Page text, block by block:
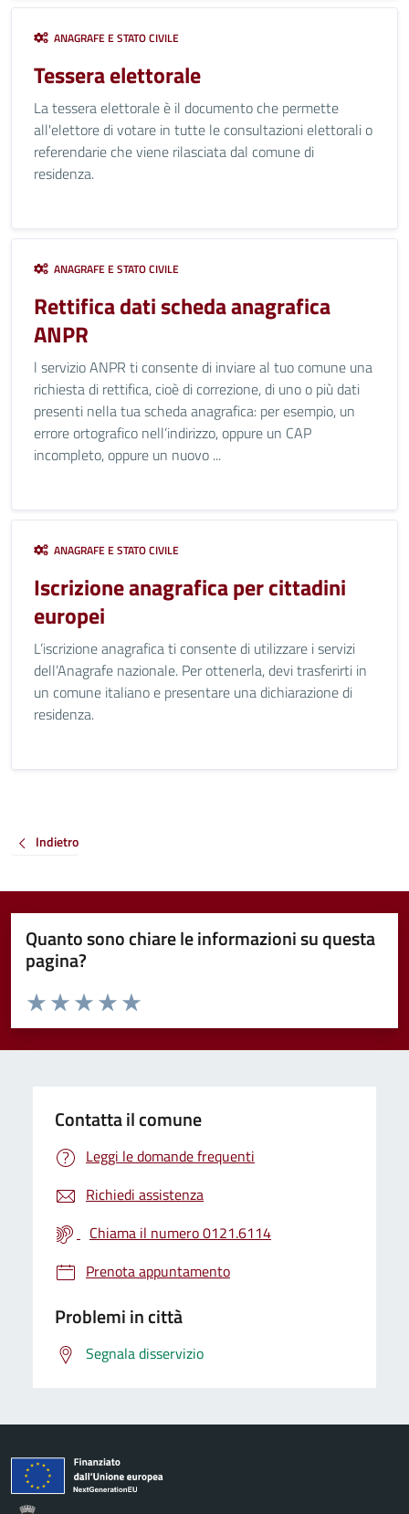
ANAGRAFE E STATO CIVILE
Tessera elettorale
La tessera elettorale è il documento che permette
all'elettore di votare in tutte le consultazioni elettorali o
referendarie che viene rilasciata dal comune di
residenza.
ANAGRAFE E STATO CIVILE
Rettifica dati scheda anagrafica
ANPR
l servizio ANPR ti consente di inviare al tuo comune una
richiesta di rettifica, cioè di correzione, di uno o più dati
presenti nella tua scheda anagrafica: per esempio, un
errore ortografico nell’indirizzo, oppure un CAP
incompleto, oppure un nuovo ...
ANAGRAFE E STATO CIVILE
Iscrizione anagrafica per cittadini
europei
L’iscrizione anagrafica ti consente di utilizzare i servizi
dell’Anagrafe nazionale. Per ottenerla, devi trasferirti in
un comune italiano e presentare una dichiarazione di
residenza.
Indietro
Quanto sono chiare le informazioni su questa
pagina?
Valuta da 1 a 5 stelle la pagina
Valuta 5 stelle su 5
Valuta 4 stelle su 5
Valuta 3 stelle su 5
Valuta 2 stelle su 5
Valuta 1 stelle su 5
Contatta il comune
Leggi le domande frequenti
Richiedi assistenza
Chiama il numero 0121.6114
Prenota appuntamento
Problemi in città
Segnala disservizio